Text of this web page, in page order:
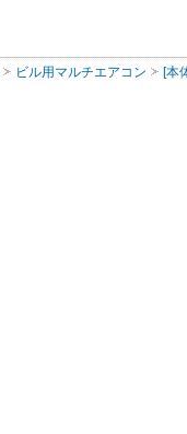
ビル用マルチエアコン [本